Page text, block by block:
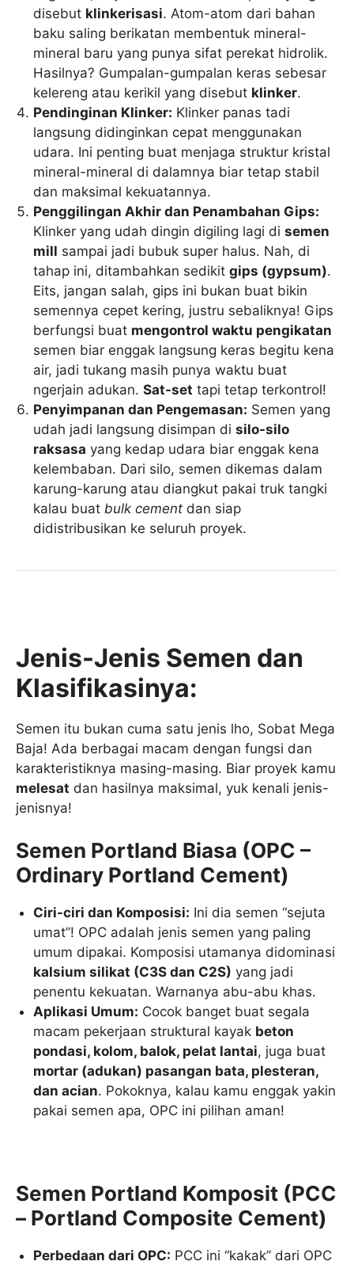
disebut klinkerisasi. Atom-atom dari bahan
baku saling berikatan membentuk mineral-
mineral baru yang punya sifat perekat hidrolik.
Hasilnya? Gumpalan-gumpalan keras sebesar
kelereng atau kerikil yang disebut klinker.
Pendinginan Klinker: Klinker panas tadi
langsung didinginkan cepat menggunakan
udara. Ini penting buat menjaga struktur kristal
mineral-mineral di dalamnya biar tetap stabil
dan maksimal kekuatannya.
Penggilingan Akhir dan Penambahan Gips:
Klinker yang udah dingin digiling lagi disemen
mill sampai jadi bubuk super halus. Nah, di
tahap ini, ditambahkan sedikitgips (gypsum).
Eits, jangan salah, gips ini bukan buat bikin
semennya cepet kering, justru sebaliknya! Gips
berfungsi buat mengontrol waktu pengikatan
semen biar enggak langsung keras begitu kena
air, jadi tukang masih punya waktu buat
ngerjain adukan.Sat-set tapi tetap terkontrol!
Penyimpanan dan Pengemasan: Semen yang
udah jadi langsung disimpan disilo-silo
raksasa yang kedap udara biar enggak kena
kelembaban. Dari silo, semen dikemas dalam
karung-karung atau diangkut pakai truk tangki
kalau buatbulk cement dan siap
didistribusikan ke seluruh proyek.
Jenis-Jenis Semen dan
Klasifikasinya:
Semen itu bukan cuma satu jenis lho, Sobat Mega
Baja! Ada berbagai macam dengan fungsi dan
karakteristiknya masing-masing. Biar proyek kamu
melesat dan hasilnya maksimal, yuk kenali jenis-
jenisnya!
Semen Portland Biasa (OPC –
Ordinary Portland Cement)
Ciri-ciri dan Komposisi: Ini dia semen “sejuta
umat”! OPC adalah jenis semen yang paling
umum dipakai. Komposisi utamanya didominasi
kalsium silikat (C3S dan C2S) yang jadi
penentu kekuatan. Warnanya abu-abu khas.
Aplikasi Umum: Cocok banget buat segala
macam pekerjaan struktural kayak beton
pondasi, kolom, balok, pelat lantai, juga buat
mortar (adukan) pasangan bata, plesteran,
dan acian. Pokoknya, kalau kamu enggak yakin
pakai semen apa, OPC ini pilihan aman!
Semen Portland Komposit (PCC
– Portland Composite Cement)
Perbedaan dari OPC: PCC ini “kakak” dari OPC